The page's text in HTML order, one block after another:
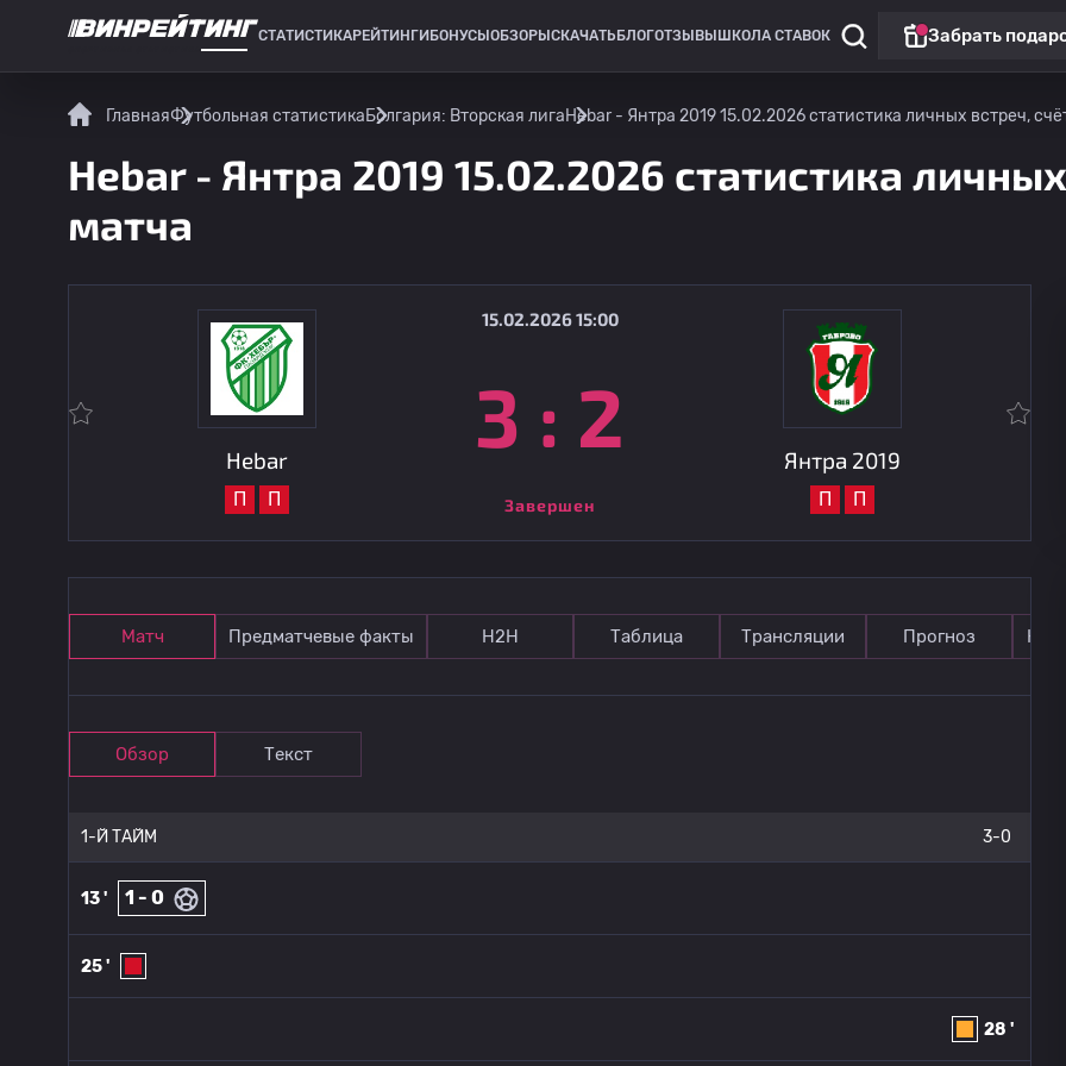
СТАТИСТИКАРЕЙТИНГИ БОНУСЫ ОБЗОРЫ СКАЧАТЬ БЛОГОТЗЫВЫ ШКОЛА СТАВОК Забрать
ГлавнаяФутбольная статистикаБолгария: Вторская лигаHebar - Янтра 2019 15.02.2026 статистика личных встреч,
Hebar - Янтра 2019 15.02.2026 статистика
матча
Hebar
П П
15.02.2026 15:00
3 : 2
Завершен
Янтра 2019
П П
Матч Предматчевые факты Н2Н Таблица Трансляции Прогноз
Обзор Текст
1-Й ТАЙМ 3-0
13 ' 1 - 0
25 '
28 '
Вторская лига
Янтра 2019
Монтана
11.08